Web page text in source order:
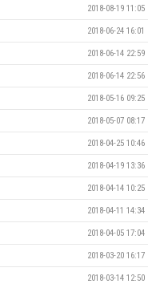
2018-08-19 11:05
2018-06-24 16:01
2018-06-14 22:59
2018-06-14 22:56
2018-05-16 09:25
2018-05-07 08:17
2018-04-25 10:46
2018-04-19 13:36
2018-04-14 10:25
2018-04-11 14:34
2018-04-05 17:04
2018-03-20 16:17
2018-03-14 12:50